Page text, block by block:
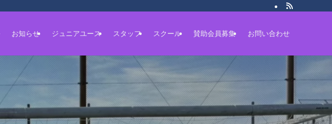
お知らせ ジュニアユース スタッフ スクール 賛助会員募集 お問い合わせ